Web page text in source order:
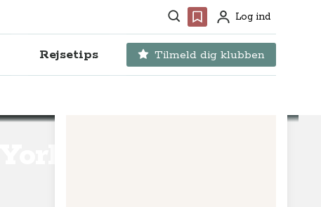
Søg Favoritter
ProfilLog ind
Rejsetips Tilmeld dig klubben